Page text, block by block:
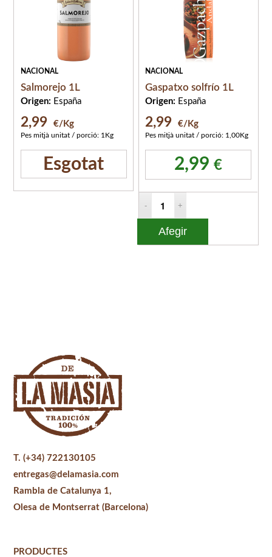
NACIONAL
Salmorejo 1L
Origen: España
2,99 €/Kg
Pes mitjà unitat / porció: 1Kg
Esgotat
NACIONAL
Gaspatxo solfrío 1L
Origen: España
2,99 €/Kg
Pes mitjà unitat / porció: 1,00Kg
2,99€
Afegir
T. (+34) 722130105
entregas@delamasia.com
Rambla de Catalunya 1,
Olesa de Montserrat (Barcelona)
PRODUCTES